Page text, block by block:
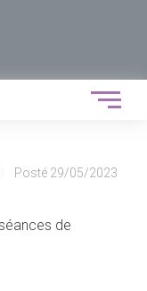
Posté 29/05/2023